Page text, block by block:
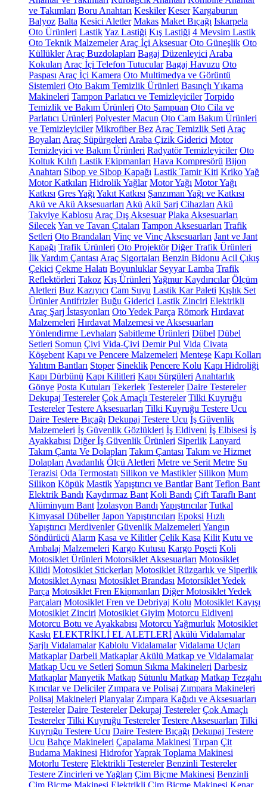
ve Takımları Boru Anahtarı Keskiler Keser Kargaburun
Balyoz Balta Kesici Aletler Makas Maket Bıçağı Iskarpela
Oto Ürünleri LastikYaz Lastiği Kış Lastiği 4 Mevsim Lastik
Oto Teknik Malzemeler Araç İçi Aksesuar Oto Güneşlik Oto
Küllükler Araç Buzdolapları Bagaj Düzenleyici Araba
Kokuları Araç İçi Telefon Tutucular Bagaj Havuzu Oto
Paspası Araç İçi Kamera Oto Multimedya ve Görüntü
Sistemleri Oto Bakım Temizlik Ürünleri Basınçlı Yıkama
Makineleri Tampon Parlatıcı ve Temizleyiciler Torpido
Temizlik ve Bakım Ürünleri Oto Şampuan Oto Cila ve
Parlatıcı Ürünleri Polyester Macun Oto Cam Bakım Ürünleri
ve Temizleyiciler Mikrofiber Bez Araç Temizlik Seti Araç
Boyaları Araç Süpürgeleri Araba Çizik Giderici Motor
Temizleyici ve Bakım Ürünleri Radyatör Temizleyiciler Oto
Koltuk Kılıfı Lastik Ekipmanları Hava Kompresörü Bijon
Anahtarı Sibop ve Sibop Kapağı Lastik Tamir Kiti KrikoYağ
Motor Katkıları Hidrolik Yağlar Motor Yağı Motor Yağı
Katkısı Gres Yağı Yakıt Katkısı Şanzıman Yağı ve Katkısı
Akü ve Akü Aksesuarları Akü Akü Şarj Cihazları Akü
Takviye Kablosu Araç Dış Aksesuar Plaka Aksesuarları
SilecekYan ve Tavan Çıtaları Tampon Aksesuarları Trafik
Setleri Oto Brandaları Vinç ve Vinç Aksesuarları Jant ve Jant
Kapağı Trafik Ürünleri Oto Projektör Diğer Trafik Ürünleri
İlk Yardım Çantası Araç Sigortaları Benzin Bidonu Acil Çıkış
Çekici Çekme Halatı Boyunluklar Seyyar Lamba Trafik
Reflektörleri Takoz Kış Ürünleri Yağmur Kaydırıcılar Ölçüm
Aletleri Buz Kazıyıcı Cam Suyu Lastik Kar Paleti Kışlık Set
Ürünler Antifrizler Buğu Giderici Lastik Zinciri Elektrikli
Araç Şarj İstasyonları Oto Yedek Parça Römork Hırdavat
Malzemeleri Hırdavat Malzemesi ve Aksesuarları
Yönlendirme Levhaları Sabitleme Ürünleri Dübel Dübel
Setleri Somun Çivi Vida-Çivi Demir Pul Vida Civata
Köşebent Kapı ve Pencere Malzemeleri Menteşe Kapı Kolları
Yalıtım Bantları Stoper Sineklik Pencere Kolu Kapı Hidroliği
Kapı Dürbünü Kapı Kilitleri Kapı Sürgüleri Anahtarlık
Gönye Posta Kutuları Tekerlek Testereler Daire Testereler
Dekupaj Testereler Çok Amaçlı Testereler Tilki Kuyruğu
Testereler Testere Aksesuarları Tilki Kuyruğu Testere Ucu
Daire Testere Bıçağı Dekupaj Testere Ucu İş Güvenlik
Malzemeleri İş Güvenlik Gözlükleri İş Eldiveni İş Elbisesi İş
Ayakkabısı Diğer İş Güvenlik Ürünleri Siperlik Lanyard
Takım Çanta Ve Dolapları Takım Çantası Takım ve Hizmet
Dolapları Avadanlık Ölçü Aletleri Metre ve Şerit Metre Su
Terazisi Oda Termostatı Silikon ve Mastikler Silikon Mum
Silikon Köpük MastikYapıştırıcı ve Bantlar Bant Teflon Bant
Elektrik Bandı Kaydırmaz Bant Koli Bandı Çift Taraflı Bant
Alüminyum Bant İzolasyon Bandı Yapıştırıcılar Tutkal
Kimyasal Dübeller Japon Yapıştırıcıları Epoksi Hızlı
Yapıştırıcı Merdivenler Güvenlik Malzemeleri Yangın
Söndürücü Alarm Kasa ve Kilitler Çelik Kasa Kilit Kutu ve
Ambalaj Malzemeleri Kargo Kutusu Kargo Poşeti Koli
Motosiklet Ürünleri Motorsiklet Aksesuarları Motosiklet
Kilidi Motosiklet Stickerları Motosiklet Rüzgarlık ve Siperlik
Motosiklet Aynası Motosiklet Brandası Motorsiklet Yedek
Parça Motosiklet Fren Ekipmanları Diğer Motosiklet Yedek
Parçaları Motosiklet Fren ve Debriyaj Kolu Motosiklet Kayışı
Motosiklet Zinciri Motosiklet Giyim Motorcu Eldiveni
Motorcu Botu ve Ayakkabısı Motorcu Yağmurluk Motosiklet
Kaskı ELEKTRİKLİ EL ALETLERİ Akülü Vidalamalar
Şarjlı Vidalamalar Kablolu Vidalamalar Vidalama Uçları
Matkaplar Darbeli Matkaplar Akülü Matkap ve Vidalamalar
Matkap Ucu ve Setleri Somun Sıkma Makineleri Darbesiz
Matkaplar Manyetik Matkap Sütunlu Matkap Matkap Tezgahı
Kırıcılar ve Deliciler Zımpara ve Polisaj Zımpara Makineleri
Polisaj Makineleri Planyalar Zımpara Kağıdı ve Aksesuarları
Testereler Daire Testereler Dekupaj Testereler Çok Amaçlı
Testereler Tilki Kuyruğu Testereler Testere Aksesuarları Tilki
Kuyruğu Testere Ucu Daire Testere Bıçağı Dekupaj Testere
Ucu Bahçe Makineleri Çapalama Makinesi Tırpan Çit
Budama Makinesi HidroforYaprak Toplama Makinesi
Motorlu Testere Elektrikli Testereler Benzinli Testereler
Testere Zincirleri ve Yağları Çim Biçme Makinesi Benzinli
Çim Biçme Makinesi Elektrikli Çim Biçme Makinesi Kenar